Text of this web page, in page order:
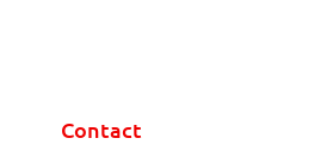
Contact